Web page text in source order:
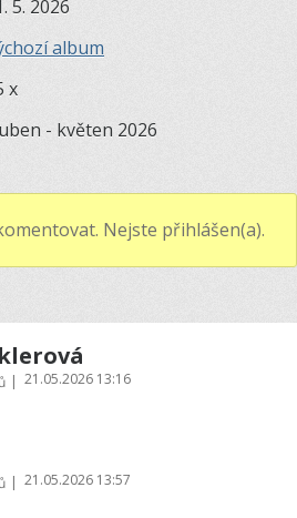
5. 2026
album
x
- květen 2026
Nejste přihlášen(a).
| 21.05.2026 13:16
| 21.05.2026 13:57